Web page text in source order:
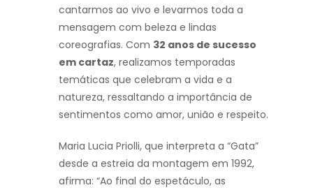
cantarmos ao vivo e levarmos toda a
mensagem com beleza e lindas
coreografias. Com 32 anos de sucesso
em cartaz, realizamos temporadas
temáticas que celebram a vida e a
natureza, ressaltando a importância de
sentimentos como amor, união e respeito.
Maria Lucia Priolli, que interpreta a “Gata”
desde a estreia da montagem em 1992,
afirma: “Ao final do espetáculo, as